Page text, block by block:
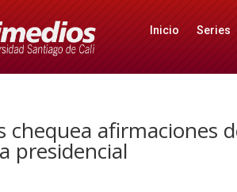
Inicio Series
chequea afirmaciones
presidencial